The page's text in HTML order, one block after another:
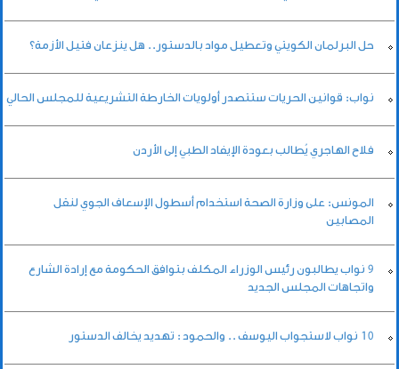
حل البرلمان الكويتي وتعطيل مواد بالدستور.. هل ينزعان فتيل الأزمة؟
نواب: قوانين الحريات ستتصدر أولويات الخارطة التشريعية للمجلس الحالي
فلاح الهاجري يُطالب بعودة الإيفاد الطبي إلى الأردن
المونس: على وزارة الصحة استخدام أسطول الإسعاف الجوي لنقل
المصابين
9 نواب يطالبون رئيس الوزراء المكلف بتوافق الحكومة مع إرادة الشارع
واتجاهات المجلس الجديد
10 نواب لاستجواب اليوسف .. والحمود : تهديد يخالف الدستور